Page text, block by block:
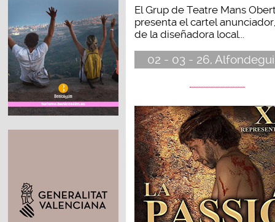
El Grup de Teatre Mans
presenta el cartel
de la diseñadora local...
02 - 03 - 26,